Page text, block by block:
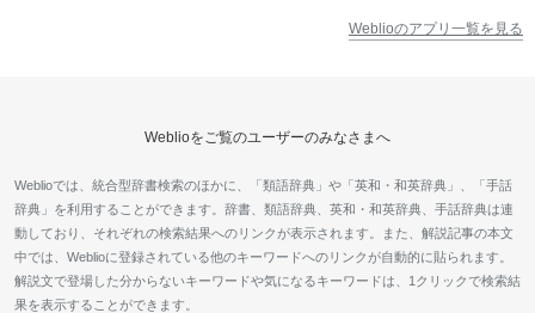
Weblioのアプリ一覧を見る
Weblioをご覧のユーザーのみなさまへ
Weblioでは、統合型辞書検索のほかに、「類語辞典」や「英和・和英辞典」、「手話
辞典」を利用することができます。辞書、類語辞典、英和・和英辞典、手話辞典は連
動しており、それぞれの検索結果へのリンクが表示されます。また、解説記事の本文
中では、Weblioに登録されている他のキーワードへのリンクが自動的に貼られます。
解説文で登場した分からないキーワードや気になるキーワードは、1クリックで検索結
果を表示することができます。